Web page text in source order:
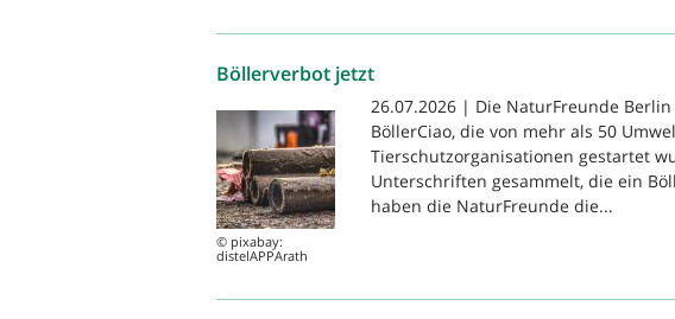
Böllerverbot jetzt
© pixabay:
distelAPPArath
26.07.2026 | Die NaturFreunde
BöllerCiao, die von mehr als 50
Tierschutzorganisationen gestartet
Unterschriften gesammelt, die ein
haben die NaturFreunde die...